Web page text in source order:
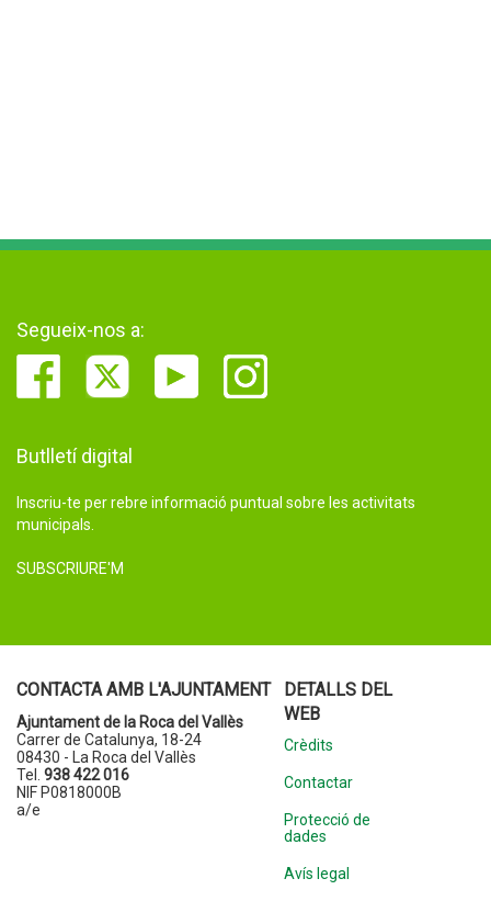
Segueix-nos a:
Butlletí digital
Inscriu-te per rebre informació puntual sobre les activitats
municipals.
SUBSCRIURE'M
CONTACTA AMB L'AJUNTAMENT
Ajuntament de la Roca del Vallès
Carrer de Catalunya, 18-24
08430 - La Roca del Vallès
Tel. 938 422 016
NIF P0818000B
a/e
DETALLS DEL
WEB
Crèdits
Contactar
Protecció de
dades
Avís legal